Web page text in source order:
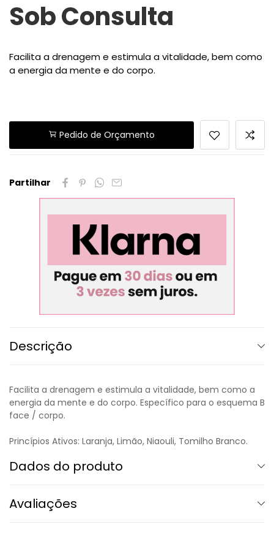
Sob Consulta
Facilita a drenagem e estimula a vitalidade, bem como
a energia da mente e do corpo.
Pedido de Orçamento
Partilhar
Descrição
Facilita a drenagem e estimula a vitalidade, bem como a
energia da mente e do corpo. Específico para o esquema B
face / corpo.
Princípios Ativos: Laranja, Limão, Niaouli, Tomilho Branco.
Dados do produto
Avaliações